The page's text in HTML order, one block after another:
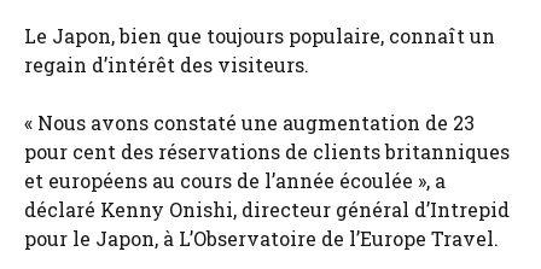
Le Japon, bien que toujours populaire, connaît un
regain d’intérêt des visiteurs.
« Nous avons constaté une augmentation de 23
pour cent des réservations de clients britanniques
et européens au cours de l’année écoulée », a
déclaré Kenny Onishi, directeur général d’Intrepid
pour le Japon, à L’Observatoire de l’Europe Travel.